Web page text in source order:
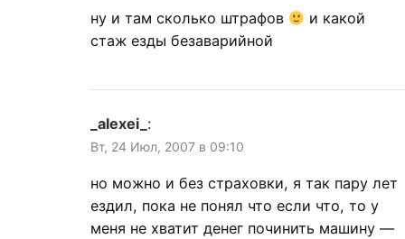
ну и там сколько штрафов
и какой
стаж езды безаварийной
_alexei_ :
Вт, 24 Июл, 2007 в 09:10
но можно и без страховки, я так пару лет
ездил, пока не понял что если что, то у
меня не хватит денег починить машину —